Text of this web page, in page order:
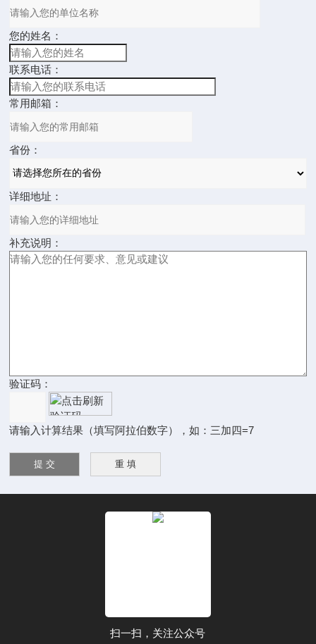
您的姓名：
联系电话：
常用邮箱：
省份：
详细地址：
补充说明：
验证码：
请输入计算结果（填写阿拉伯数字），如：三加四=7
扫一扫，关注公众号